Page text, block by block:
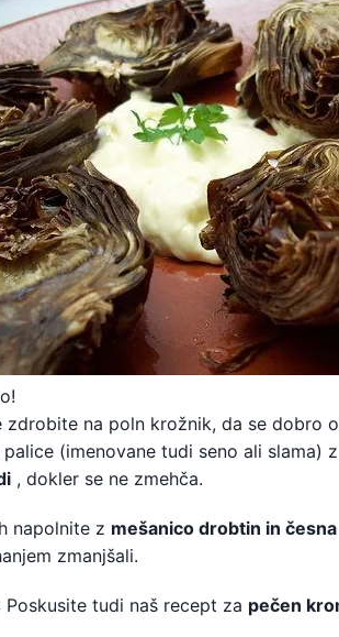
zdrobite na poln krožnik, da se dobro
(imenovane tudi seno ali slama)
, dokler se ne zmehča.
napolnite z mešanico drobtin in česna
zmanjšali.
Poskusite tudi naš recept za pečen